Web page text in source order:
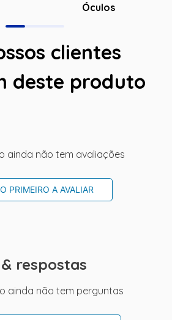
Óculos
clientes
deste produto
ainda não tem avaliações
PRIMEIRO A AVALIAR
respostas
ainda não tem perguntas